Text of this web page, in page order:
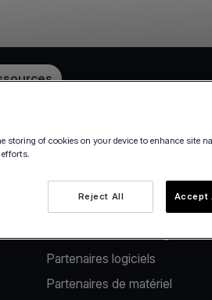
partenaires
Solutions de paiement pour
Partenaires logiciels
Partenaires de matériel
storing of cookies on your device to enhance site
Reject All Accept